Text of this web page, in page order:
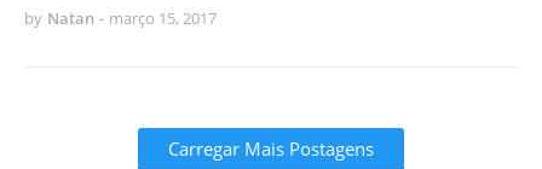
by Natan - março 15, 2017
Carregar Mais Postagens